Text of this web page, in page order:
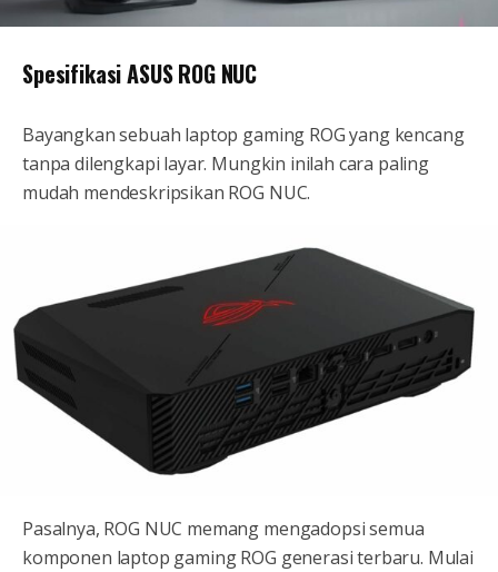
Spesifikasi ASUS ROG NUC
Bayangkan sebuah laptop gaming ROG yang kencang
tanpa dilengkapi layar. Mungkin inilah cara paling
mudah mendeskripsikan ROG NUC.
Pasalnya, ROG NUC memang mengadopsi semua
komponen laptop gaming ROG generasi terbaru. Mulai